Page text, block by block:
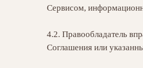
Сервисом,
4.2. Правообладатель
Соглашения или